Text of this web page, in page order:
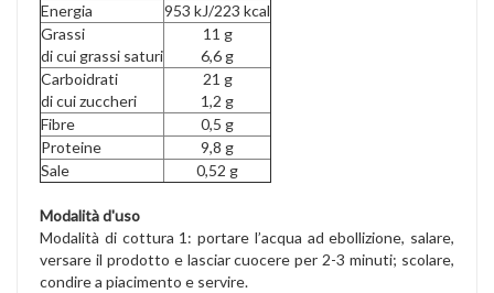
Energia
953 kJ/223 kcal
Grassi
di cui grassi saturi
11 g
6,6 g
Carboidrati
di cui zuccheri
21 g
1,2 g
Fibre
0,5 g
Proteine
9,8 g
Sale
0,52 g
Modalità d'uso
Modalità di cottura 1: portare l’acqua ad ebollizione, salare,
versare il prodotto e lasciar cuocere per 2-3 minuti; scolare,
condire a piacimento e servire.